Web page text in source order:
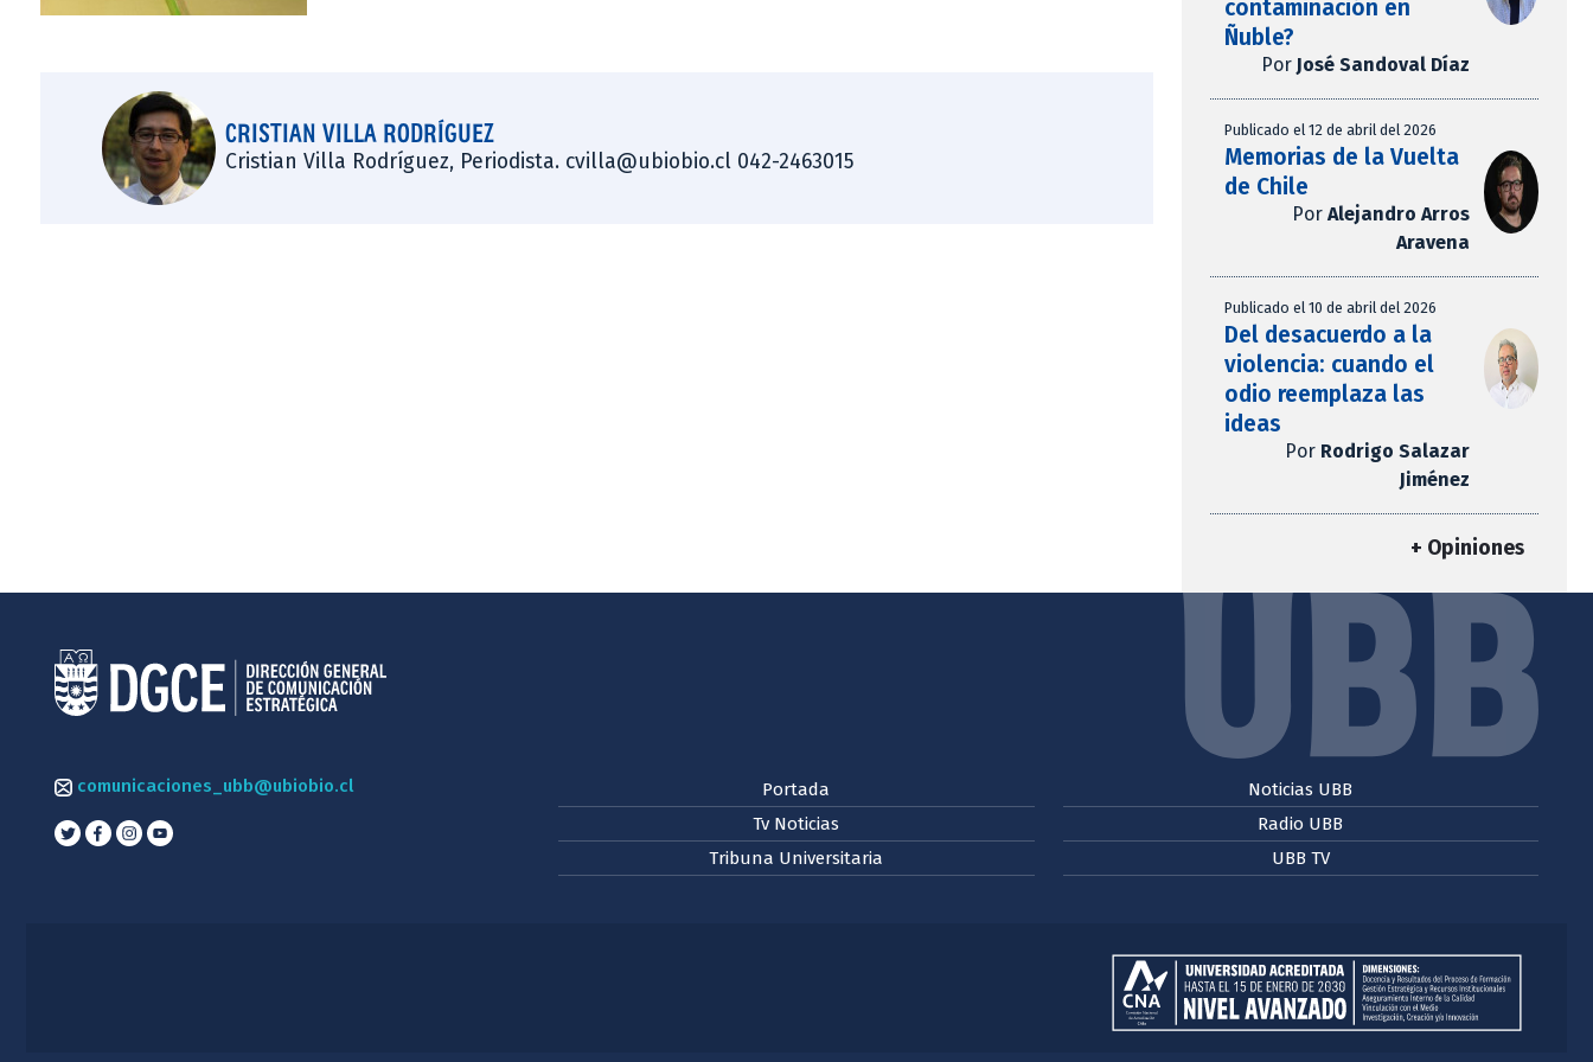
CRISTIAN VILLA RODRÍGUEZ
Cristian Villa Rodríguez, Periodista. cvilla@ubiobio.cl 042-2463015
contaminación en
Ñuble?
Por José Sandoval Díaz
Publicado el 12 de abril del 2026
Memorias de la Vuelta
de Chile
Por Alejandro Arros
Aravena
Publicado el 10 de abril del 2026
Del desacuerdo a la
violencia: cuando el
odio reemplaza las
ideas
Por Rodrigo Salazar
Jiménez
+ Opiniones
comunicaciones_ubb@ubiobio.cl
Portada
Tv Noticias
Tribuna Universitaria
Noticias UBB
Radio UBB
UBB TV